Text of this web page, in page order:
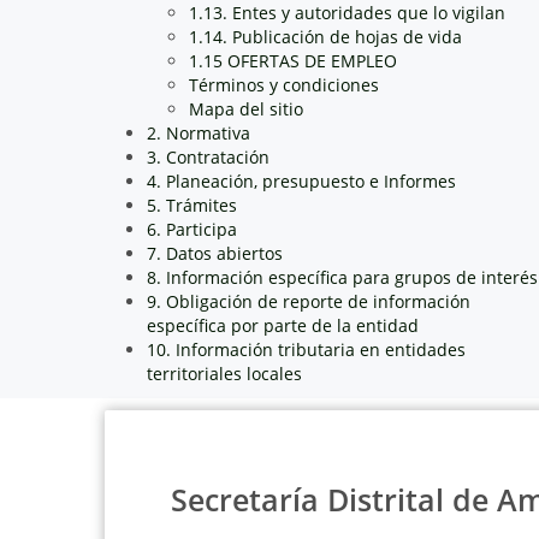
1.13. Entes y autoridades que lo vigilan
1.14. Publicación de hojas de vida
1.15 OFERTAS DE EMPLEO
Términos y condiciones
Mapa del sitio
2. Normativa
3. Contratación
4. Planeación, presupuesto e Informes
5. Trámites
6. Participa
7. Datos abiertos
8. Información específica para grupos de interés
9. Obligación de reporte de información
específica por parte de la entidad
10. Información tributaria en entidades
territoriales locales
Secretaría Distrital de